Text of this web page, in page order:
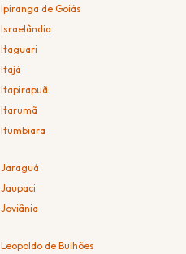
Ipiranga de Goiás
Israelândia
Itaguari
Itajá
Itapirapuã
Itarumã
Itumbiara
Jaraguá
Jaupaci
Joviânia
Leopoldo de Bulhões